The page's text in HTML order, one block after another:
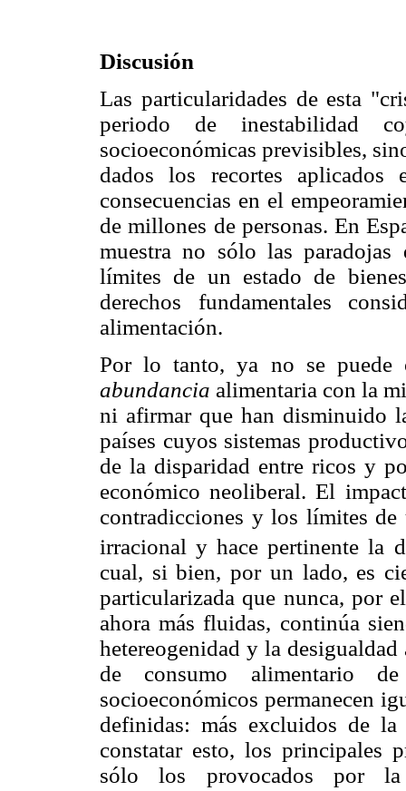
Discusión
Las particularidades de esta
periodo de inestabilidad
socioeconómicas previsibles,
dados los recortes aplicados
consecuencias en el
de millones de personas. En
muestra no sólo las
límites de un estado de
derechos fundamentales
alimentación.
Por lo tanto, ya no se
abundancia alimentaria con la
ni afirmar que han disminuido
países cuyos sistemas
de la disparidad entre ricos y
económico neoliberal. El
contradicciones y los límites
irracional y hace pertinente la
cual, si bien, por un lado, es
particularizada que nunca, por
ahora más fluidas, continúa
hetereogenidad y la
de consumo alimentario
socioeconómicos permanecen
definidas: más excluidos de
constatar esto, los principales
sólo los provocados por